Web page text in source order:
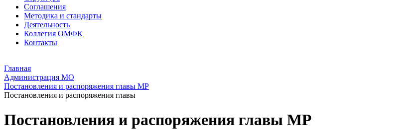
Соглашения
Методика и стандарты
Деятельность
Коллегия ОМФК
Контакты
Главная
Администрация МО
Постановления и распоряжения главы МР
Постановления и распоряжения главы
Постановления и распоряжения главы МР